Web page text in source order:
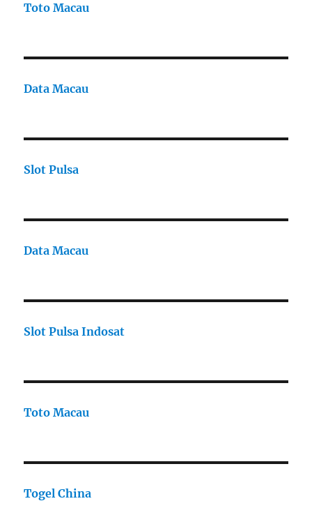
Toto Macau
Data Macau
Slot Pulsa
Data Macau
Slot Pulsa Indosat
Toto Macau
Togel China